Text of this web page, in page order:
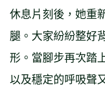
休息片刻後，她重
腿。大家紛紛整好
形。當腳步再次踏
以及穩定的呼吸聲